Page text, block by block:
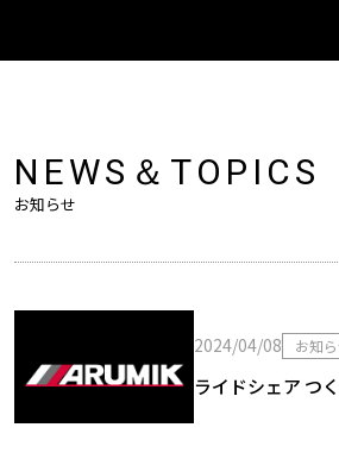
NEWS＆TOPICS
お知らせ
2024/04/08 お知
ライドシェア つ